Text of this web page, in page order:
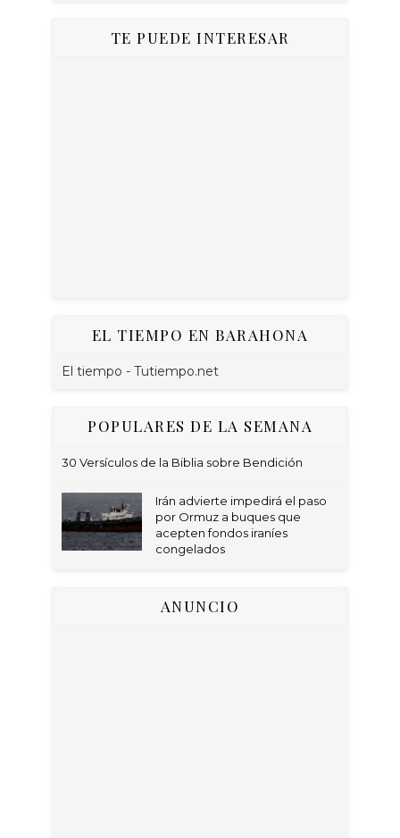
TE PUEDE INTERESAR
EL TIEMPO EN BARAHONA
El tiempo - Tutiempo.net
POPULARES DE LA SEMANA
30 Versículos de la Biblia sobre Bendición
Irán advierte impedirá el paso
por Ormuz a buques que
acepten fondos iraníes
congelados
ANUNCIO